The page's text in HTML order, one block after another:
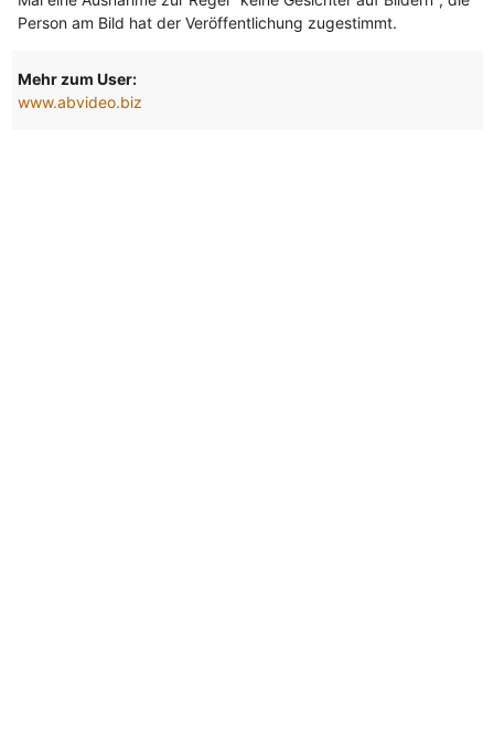
Person am Bild hat der Veröffentlichung zugestimmt.
Mehr zum User:
www.abvideo.biz